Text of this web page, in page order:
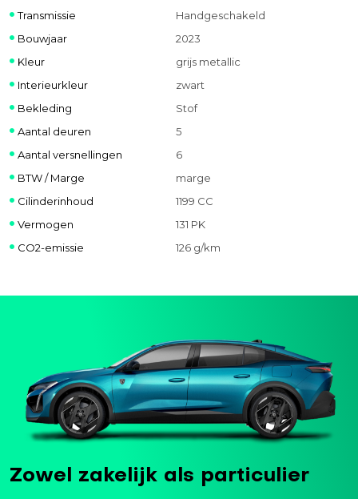
Transmissie
Handgeschakeld
Bouwjaar
2023
Kleur
grijs metallic
Interieurkleur
zwart
Bekleding
Stof
Aantal deuren
5
Aantal versnellingen
6
BTW / Marge
marge
Cilinderinhoud
1199 CC
Vermogen
131 PK
CO2-emissie
126 g/km
Zowel zakelijk als particulier